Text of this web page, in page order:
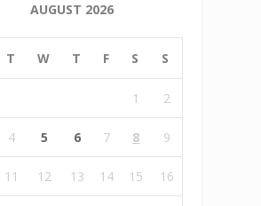
AUGUST 2026
T W T F S S
1 2
4 5 6 7 8 9
11 12 13 14 15 16